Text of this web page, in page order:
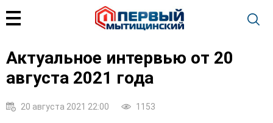
Актуальное интервью от 20
августа 2021 года
20 августа 2021 22:00 1153